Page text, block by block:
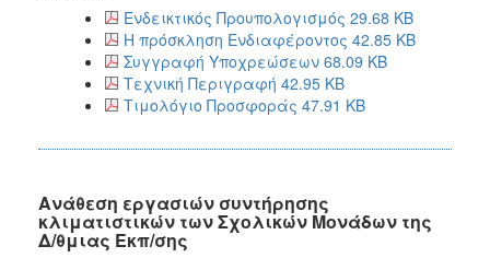
Ενδεικτικός Προυπολογισμός 29.68 KB
Η πρόσκληση Ενδιαφέροντος 42.85 KB
Συγγραφή Υποχρεώσεων 68.09 KB
Τεχνική Περιγραφή 42.95 KB
Τιμολόγιο Προσφοράς 47.91 KB
Aνάθεση εργασιών συντήρησης
κλιματιστικών των Σχολικών Μονάδων της
Δ/θμιας Εκπ/σης